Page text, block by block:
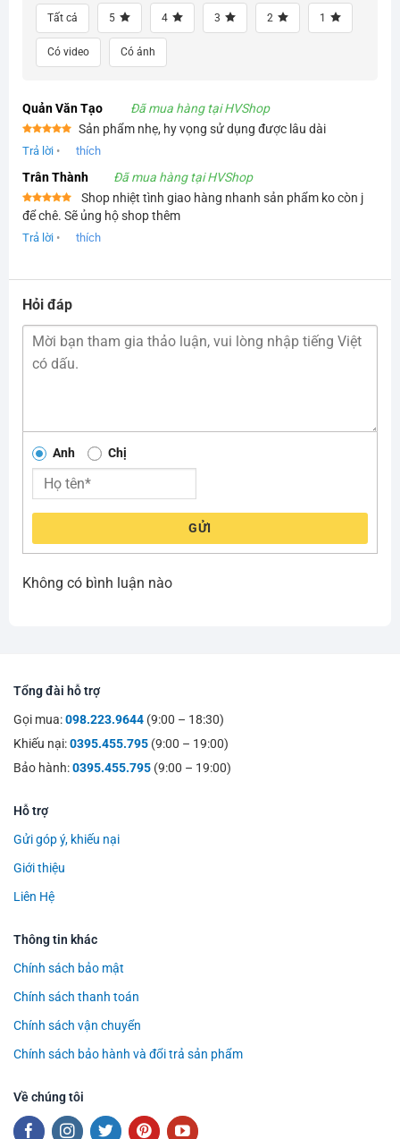
Tất cả 5 4 3 2 1
Có video Có ảnh
Quản Văn Tạo Đã mua hàng tại HVShop
Được xếp
hạng55
Sản phẩm nhẹ, hy vọng sử dụng được lâu dài
Trả lời • thích
Trân Thành Đã mua hàng tại HVShop
Được xếp
hạng55
sao
Shop nhiệt tình giao hàng nhanh sản phẩm ko còn j
để chê. Sẽ ủng hộ shop thêm
Trả lời • thích
Hỏi đáp
Anh Chị
GỬI
Không có bình luận nào
Tổng đài hỗ trợ
Gọi mua:098.223.9644 (9:00 – 18:30)
Khiếu nại:0395.455.795 (9:00 – 19:00)
Bảo hành:0395.455.795 (9:00 – 19:00)
Hỗ trợ
Gửi góp ý, khiếu nại
Giới thiệu
Liên Hệ
Thông tin khác
Chính sách bảo mật
Chính sách thanh toán
Chính sách vận chuyển
Chính sách bảo hành và đổi trả sản phẩm
Về chúng tôi